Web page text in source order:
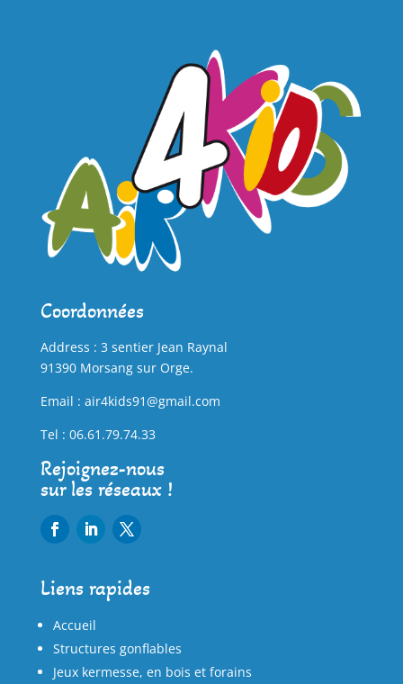
Coordonnées
Address : 3 sentier Jean Raynal
91390 Morsang sur Orge.
Email : air4kids91@gmail.com
Tel : 06.61.79.74.33
Rejoignez-nous
sur les réseaux !
Liens rapides
Accueil
Structures gonflables
Jeux kermesse, en bois et forains